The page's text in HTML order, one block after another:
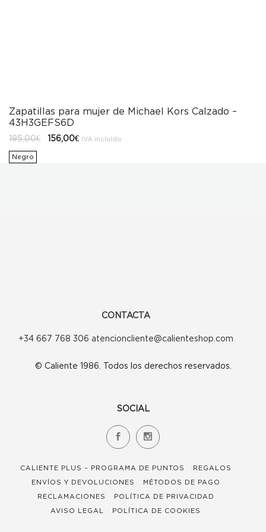
Zapatillas para mujer de Michael Kors Calzado –
43H3GEFS6D
195,00€
El
precio
156,00€ElIVA incluido
Negro
CONTACTA
+34 667 768 306 atencioncliente@calienteshop.com
© Caliente 1986. Todos los derechos reservados.
SOCIAL
CALIENTE PLUS – PROGRAMA DE PUNTOS
REGALOS
ENVÍOS Y DEVOLUCIONES
MÉTODOS DE PAGO
RECLAMACIONES
POLÍTICA DE PRIVACIDAD
AVISO LEGAL
POLÍTICA DE COOKIES